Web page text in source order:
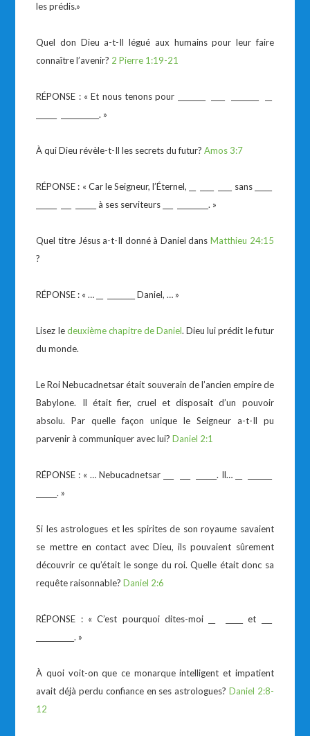
les prédis.»
Quel don Dieu a-t-Il légué aux humains pour leur faire
connaître l’avenir? 2 Pierre 1:19-21
RÉPONSE : « Et nous tenons pour ________ ____ ________ __
______ ___________. »
À qui Dieu révèle-t-Il les secrets du futur?Amos 3:7
RÉPONSE : « Car le Seigneur, l’Éternel, __ ____ ____ sans _____
______ ___ ______ à ses serviteurs ___ _________. »
Quel titre Jésus a-t-Il donné à Daniel dansMatthieu 24:15
?
RÉPONSE : « … __ ________ Daniel, … »
Lisez ledeuxième chapitre de Daniel. Dieu lui prédit le futur
du monde.
Le Roi Nebucadnetsar était souverain de l’ancien empire de
Babylone. Il était fier, cruel et disposait d’un pouvoir
absolu. Par quelle façon unique le Seigneur a-t-Il pu
parvenir à communiquer avec lui?Daniel 2:1
RÉPONSE : « … Nebucadnetsar ___ ___ ______. Il… __ _______
______. »
Si les astrologues et les spirites de son royaume savaient
se mettre en contact avec Dieu, ils pouvaient sûrement
découvrir ce qu’était le songe du roi. Quelle était donc sa
requête raisonnable?Daniel 2:6
RÉPONSE : « C’est pourquoi dites-moi __ _____ et ___
___________. »
À quoi voit-on que ce monarque intelligent et impatient
avait déjà perdu confiance en ses astrologues? Daniel 2:8-
12